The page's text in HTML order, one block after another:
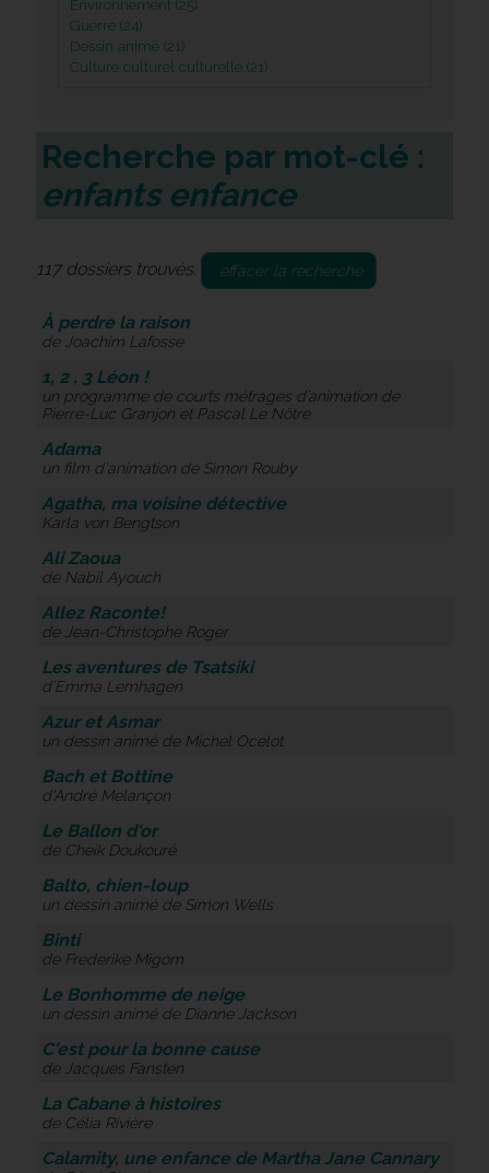
Environnement (25)
Guerre (24)
Dessin animé (21)
Culture culturel culturelle (21)
Recherche par mot-clé :
enfants enfance
117 dossiers trouvés. effacer la recherche
À perdre la raison
de Joachim Lafosse
1, 2 , 3 Léon !
un programme de courts métrages d’animation de
Pierre-Luc Granjon et Pascal Le Nôtre
Adama
un film d'animation de Simon Rouby
Agatha, ma voisine détective
Karla von Bengtson
Ali Zaoua
de Nabil Ayouch
Allez Raconte!
de Jean-Christophe Roger
Les aventures de Tsatsiki
d’Emma Lemhagen
Azur et Asmar
un dessin animé de Michel Ocelot
Bach et Bottine
d'André Melançon
Le Ballon d'or
de Cheik Doukouré
Balto, chien-loup
un dessin animé de Simon Wells
Binti
de Frederike Migom
Le Bonhomme de neige
un dessin animé de Dianne Jackson
C'est pour la bonne cause
de Jacques Fansten
La Cabane à histoires
de Célia Rivière
Calamity, une enfance de Martha Jane Cannary